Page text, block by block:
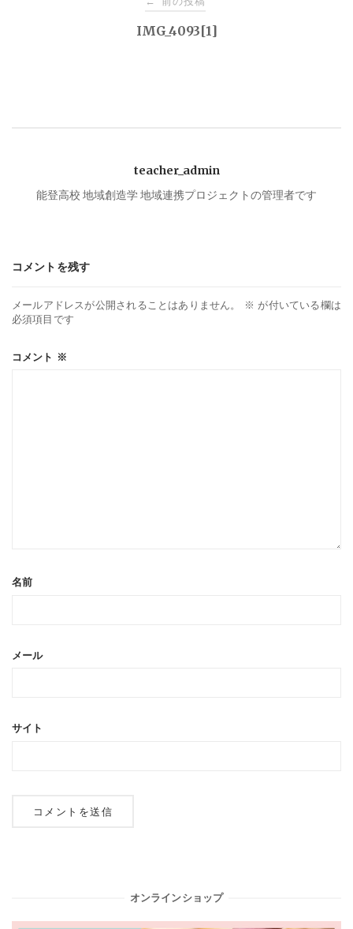
ン
IMG_4093[1]
teacher_admin
能登高校 地域創造学 地域連携プロジェクトの管理者です
コメントを残す
メールアドレスが公開されることはありません。 ※ が付いている欄は
必須項目です
コメント ※
名前
メール
サイト
オンラインショップ